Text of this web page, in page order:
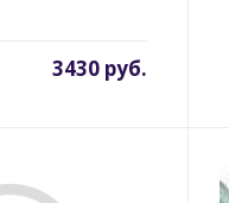
3430 руб.